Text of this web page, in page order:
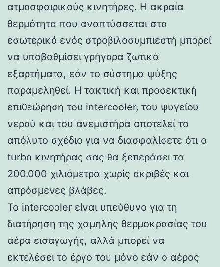
ατμοσφαιρικούς κινητήρες. Η ακραία
θερμότητα που αναπτύσσεται στο
εσωτερικό ενός στροβιλοσυμπιεστή μπορεί
να υποβαθμίσει γρήγορα ζωτικά
εξαρτήματα, εάν το σύστημα ψύξης
παραμεληθεί. Η τακτική και προσεκτική
επιθεώρηση του intercooler, του ψυγείου
νερού και του ανεμιστήρα αποτελεί το
απόλυτο σχέδιο για να διασφαλίσετε ότι ο
turbo κινητήρας σας θα ξεπεράσει τα
200.000 χιλιόμετρα χωρίς ακριβές και
απρόσμενες βλάβες.
Το intercooler είναι υπεύθυνο για τη
διατήρηση της χαμηλής θερμοκρασίας του
αέρα εισαγωγής, αλλά μπορεί να
εκτελέσει το έργο του μόνο εάν ο αέρας